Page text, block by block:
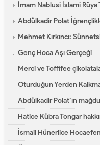
İmam Nablusi İslami Rüya
Abdülkadir Polat
Genç Hoca Aşı Gerçeği
Merci ve Toffifee
Oturduğun Yerden
Abdülkadir Polat’ın
Hatice Kübra Tongar
İsmail Hünerlice